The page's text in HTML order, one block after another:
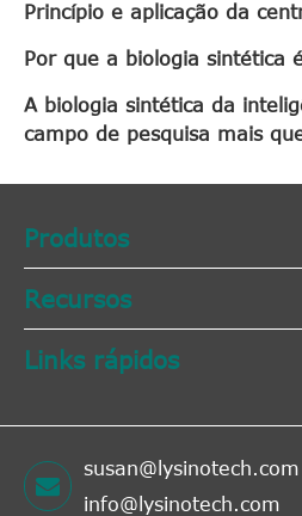
Princípio e aplicação da
Por que a biologia sintética
A biologia sintética da
campo de pesquisa mais
Produtos
Recursos
Links rápidos
susan@lysinotech.com
info@lysinotech.com